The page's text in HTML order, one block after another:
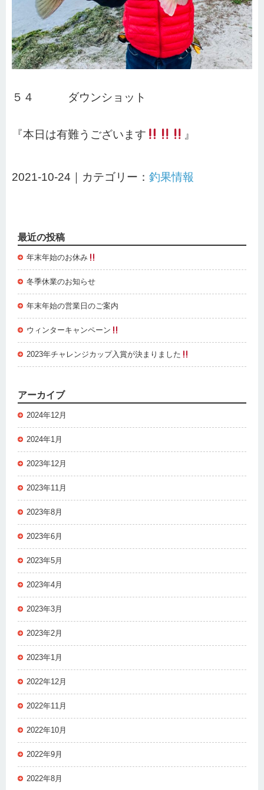
５４ ダウンショット
『本日は有難うございます 』
2021-10-24｜カテゴリー： 釣果情報
最近の投稿
年末年始のお休み
冬季休業のお知らせ
年末年始の営業日のご案内
ウィンターキャンペーン
2023年チャレンジカップ入賞が決まりました
アーカイブ
2024年12月
2024年1月
2023年12月
2023年11月
2023年8月
2023年6月
2023年5月
2023年4月
2023年3月
2023年2月
2023年1月
2022年12月
2022年11月
2022年10月
2022年9月
2022年8月